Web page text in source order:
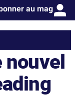
au mag
nouvel